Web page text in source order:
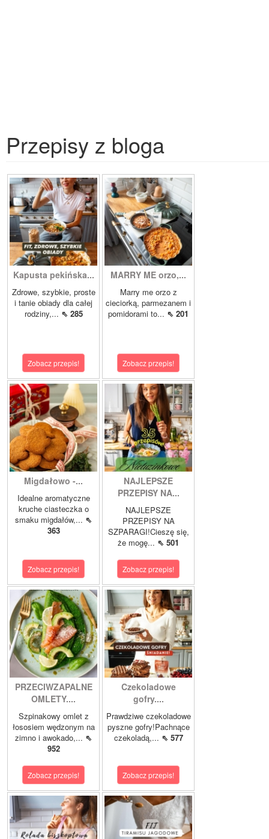
Przepisy z bloga
Kapusta pekińska...
Zdrowe, szybkie, proste
i tanie obiady dla całej
rodziny,... ⇖ 285
Zobacz przepis!
MARRY ME orzo,...
Marry me orzo z
cieciorką, parmezanem i
pomidorami to... ⇖ 201
Zobacz przepis!
Migdałowo -...
Idealne aromatyczne
kruche ciasteczka o
smaku migdałów,... ⇖
363
Zobacz przepis!
NAJLEPSZE
PRZEPISY NA...
NAJLEPSZE
PRZEPISY NA
SZPARAGI!Cieszę się,
że mogę... ⇖ 501
Zobacz przepis!
PRZECIWZAPALNE
OMLETY....
Szpinakowy omlet z
łososiem wędzonym na
zimno i awokado,... ⇖
952
Zobacz przepis!
Czekoladowe
gofry....
Prawdziwe czekoladowe
pyszne gofry!Pachnące
czekoladą,... ⇖ 577
Zobacz przepis!